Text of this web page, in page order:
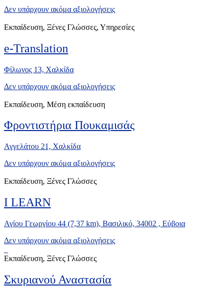
Δεν υπάρχουν ακόμα αξιολογήσεις
Εκπαίδευση, Ξένες Γλώσσες, Υπηρεσίες
e-Translation
Φίλωνος 13, Χαλκίδα
Δεν υπάρχουν ακόμα αξιολογήσεις
Εκπαίδευση, Μέση εκπαίδευση
Φροντιστήρια Πουκαμισάς
Αγγελάτου 21, Xαλκίδα
Δεν υπάρχουν ακόμα αξιολογήσεις
Εκπαίδευση, Ξένες Γλώσσες
I LEARN
Αγίου Γεωργίου 44 (7,37 km), Βασιλικό, 34002 , Εύβοια
Δεν υπάρχουν ακόμα αξιολογήσεις
Εκπαίδευση, Ξένες Γλώσσες
Σκυριανού Αναστασία